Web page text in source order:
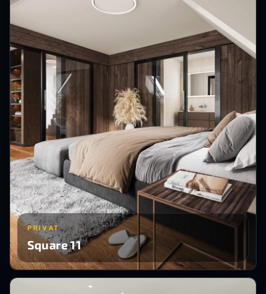
PRIVAT
Square 11